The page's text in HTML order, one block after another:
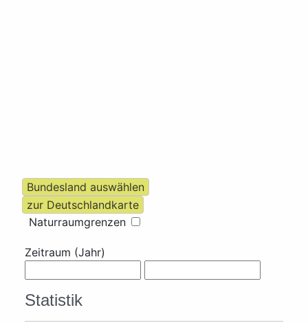
Naturraumgrenzen
Zeitraum (Jahr)
Statistik